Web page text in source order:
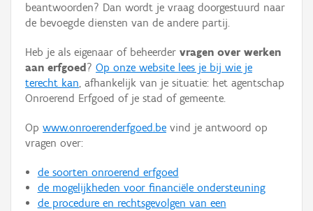
Persoon of collectief
Hergebruik
Aanmelden
beantwoorden? Dan wordt je vraag doorgestuurd naar
de bevoegde diensten van de andere partij.
Heb je als eigenaar of beheerder vragen over werken
aan erfgoed ? Op onze website lees je bij wie je
terecht kan, afhankelijk van je situatie: het agentschap
Onroerend Erfgoed of je stad of gemeente.
Op www.onroerenderfgoed.be vind je antwoord op
vragen over:
de soorten onroerend erfgoed
de mogelijkheden voor financiële ondersteuning
de procedure en rechtsgevolgen van een